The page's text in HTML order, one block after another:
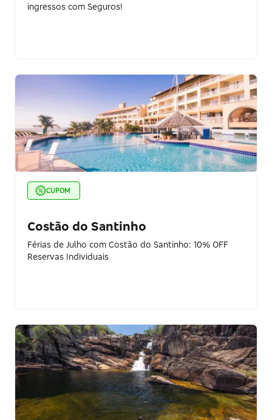
ingressos com Seguros!
CUPOM
Costão do Santinho
Férias de Julho com Costão do Santinho: 10% OFF
Reservas Individuais